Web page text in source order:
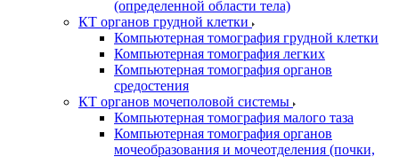
(определенной области тела)
КТ органов грудной клетки
Компьютерная томография грудной клетки
Компьютерная томография легких
Компьютерная томография органов
средостения
КТ органов мочеполовой системы
Компьютерная томография малого таза
Компьютерная томография органов
мочеобразования и мочеотделения (почки,